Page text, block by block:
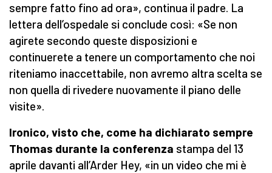
sempre fatto fino ad ora», continua il padre. La
lettera dell’ospedale si conclude così: «Se non
agirete secondo queste disposizioni e
continuerete a tenere un comportamento che noi
riteniamo inaccettabile, non avremo altra scelta se
non quella di rivedere nuovamente il piano delle
visite».
Ironico, visto che, come ha dichiarato sempre
Thomas durante la conferenza stampa del 13
aprile davanti all’Arder Hey, «in un video che mi è